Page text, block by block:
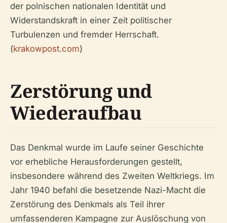
der polnischen nationalen Identität und
Widerstandskraft in einer Zeit politischer
Turbulenzen und fremder Herrschaft.
(krakowpost.com)
Zerstörung und
Wiederaufbau
Das Denkmal wurde im Laufe seiner Geschichte
vor erhebliche Herausforderungen gestellt,
insbesondere während des Zweiten Weltkriegs. Im
Jahr 1940 befahl die besetzende Nazi-Macht die
Zerstörung des Denkmals als Teil ihrer
umfassenderen Kampagne zur Auslöschung von